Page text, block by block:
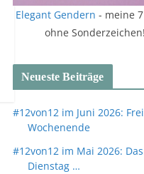
Elegant Gendern - meine
ohne
Neueste Beiträge
#12von12 im Juni 2026:
Wochenende
#12von12 im Mai 2026:
Dienstag …